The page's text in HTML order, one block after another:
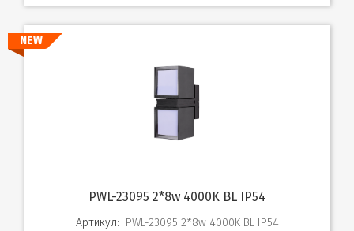
NEW
PWL-23095 2*8w 4000K BL IP54
Артикул: PWL-23095 2*8w 4000K BL IP54